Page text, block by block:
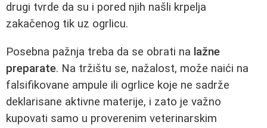
drugi tvrde da su i pored njih našli krpelja
zakačenog tik uz ogrlicu.
Posebna pažnja treba da se obrati na lažne
preparate. Na tržištu se, nažalost, može naići na
falsifikovane ampule ili ogrlice koje ne sadrže
deklarisane aktivne materije, i zato je važno
kupovati samo u proverenim veterinarskim